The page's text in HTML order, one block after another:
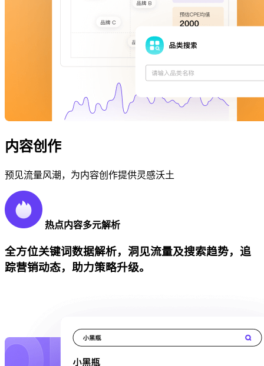
内容创作
预见流量风潮，为内容创作提供灵感沃土
热点内容多元解析
全方位关键词数据解析，洞见流量及搜索趋势，追
踪营销动态，助力策略升级。